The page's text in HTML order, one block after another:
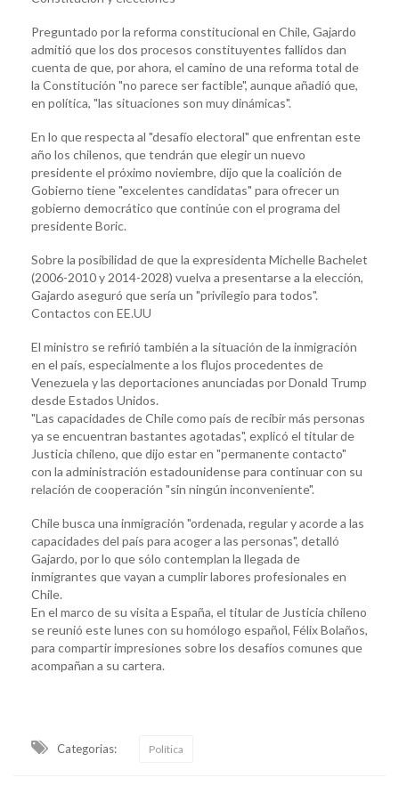
Preguntado por la reforma constitucional en Chile, Gajardo
admitió que los dos procesos constituyentes fallidos dan
cuenta de que, por ahora, el camino de una reforma total de
la Constitución "no parece ser factible", aunque añadió que,
en política, "las situaciones son muy dinámicas".
En lo que respecta al "desafío electoral" que enfrentan este
año los chilenos, que tendrán que elegir un nuevo
presidente el próximo noviembre, dijo que la coalición de
Gobierno tiene "excelentes candidatas" para ofrecer un
gobierno democrático que continúe con el programa del
presidente Boric.
Sobre la posibilidad de que la expresidenta Michelle Bachelet
(2006-2010 y 2014-2028) vuelva a presentarse a la elección,
Gajardo aseguró que sería un "privilegio para todos".
Contactos con EE.UU
El ministro se refirió también a la situación de la inmigración
en el país, especialmente a los flujos procedentes de
Venezuela y las deportaciones anunciadas por Donald Trump
desde Estados Unidos.
"Las capacidades de Chile como país de recibir más personas
ya se encuentran bastantes agotadas", explicó el titular de
Justicia chileno, que dijo estar en "permanente contacto"
con la administración estadounidense para continuar con su
relación de cooperación "sin ningún inconveniente".
Chile busca una inmigración "ordenada, regular y acorde a las
capacidades del país para acoger a las personas", detalló
Gajardo, por lo que sólo contemplan la llegada de
inmigrantes que vayan a cumplir labores profesionales en
Chile.
En el marco de su visita a España, el titular de Justicia chileno
se reunió este lunes con su homólogo español, Félix Bolaños,
para compartir impresiones sobre los desafíos comunes que
acompañan a su cartera.
Categorias: Política